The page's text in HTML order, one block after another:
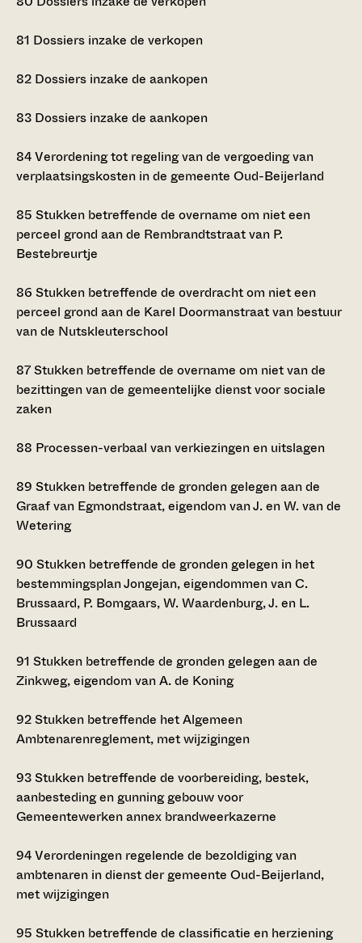
81 Dossiers inzake de verkopen
82 Dossiers inzake de aankopen
83 Dossiers inzake de aankopen
84Verordening tot regeling van de vergoeding van
verplaatsingskosten in de gemeente Oud-Beijerland
85 Stukken betreffende de overname om niet een
perceel grond aan de Rembrandtstraat van P.
Bestebreurtje
86 Stukken betreffende de overdracht om niet een
perceel grond aan de Karel Doormanstraat van bestuur
van de Nutskleuterschool
87Stukken betreffende de overname om niet van de
bezittingen van de gemeentelijke dienst voor sociale
zaken
88 Processen-verbaal van verkiezingen en uitslagen
89 Stukken betreffende de gronden gelegen aan de
Graaf van Egmondstraat, eigendom van J. en W. van de
Wetering
90 Stukken betreffende de gronden gelegen in het
bestemmingsplan Jongejan, eigendommen van C.
Brussaard, P. Bomgaars, W. Waardenburg, J. en L.
Brussaard
91 Stukken betreffende de gronden gelegen aan de
Zinkweg, eigendom van A. de Koning
92Stukken betreffende het Algemeen
Ambtenarenreglement, met wijzigingen
93Stukken betreffende de voorbereiding, bestek,
aanbesteding en gunning gebouw voor
Gemeentewerken annex brandweerkazerne
94Verordeningen regelende de bezoldiging van
ambtenaren in dienst der gemeente Oud-Beijerland,
met wijzigingen
95 Stukken betreffende de classificatie en herziening